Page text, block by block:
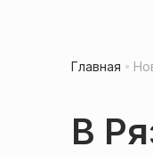
Главная
В